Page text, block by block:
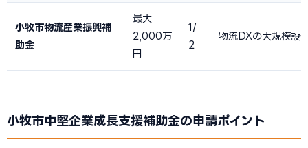
小牧市物流産業振興補
助金
最大
2,000万
円
1/
2
物流DXの大規模設
小牧市中堅企業成長支援補助金の申請ポイント